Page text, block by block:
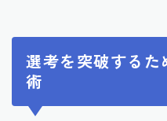
選考を突破するた
術